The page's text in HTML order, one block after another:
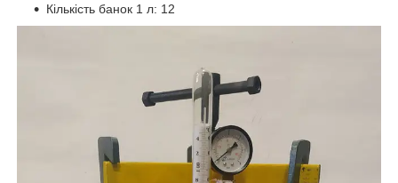
Кількість банок 1 л: 12